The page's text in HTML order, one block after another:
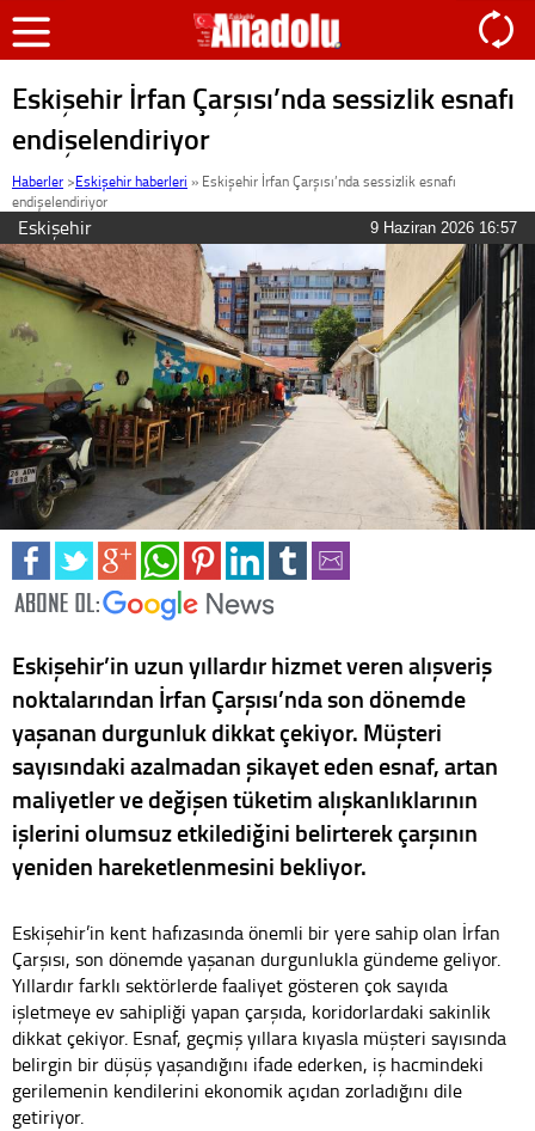
Eskişehir İrfan Çarşısı’nda sessizlik esnafı
endişelendiriyor
Haberler >Eskişehir haberleri » Eskişehir İrfan Çarşısı’nda sessizlik esnafı
endişelendiriyor
Eskişehir 9 Haziran 2026 16:57
Eskişehir’in uzun yıllardır hizmet veren alışveriş
noktalarından İrfan Çarşısı’nda son dönemde
yaşanan durgunluk dikkat çekiyor. Müşteri
sayısındaki azalmadan şikayet eden esnaf, artan
maliyetler ve değişen tüketim alışkanlıklarının
işlerini olumsuz etkilediğini belirterek çarşının
yeniden hareketlenmesini bekliyor.
Eskişehir’in kent hafızasında önemli bir yere sahip olan İrfan
Çarşısı, son dönemde yaşanan durgunlukla gündeme geliyor.
Yıllardır farklı sektörlerde faaliyet gösteren çok sayıda
işletmeye ev sahipliği yapan çarşıda, koridorlardaki sakinlik
dikkat çekiyor. Esnaf, geçmiş yıllara kıyasla müşteri sayısında
belirgin bir düşüş yaşandığını ifade ederken, iş hacmindeki
gerilemenin kendilerini ekonomik açıdan zorladığını dile
getiriyor.